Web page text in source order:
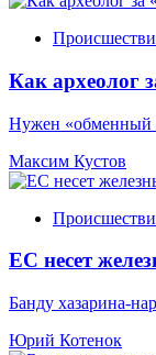
Как археолог
Нужен «обменный
Максим Кустов
ЕС несет
Банду хазарина-
Юрий Котенок